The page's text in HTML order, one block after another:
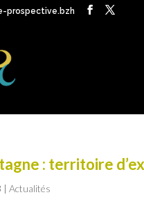
prospective.bzh
: territoire
|Actualités